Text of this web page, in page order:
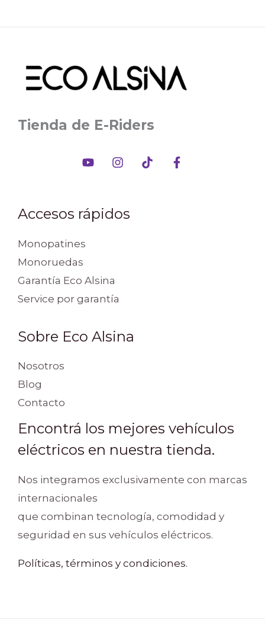
Tienda de E-Riders
Accesos rápidos
Monopatines
Monoruedas
Garantía Eco Alsina
Service por garantía
Sobre Eco Alsina
Nosotros
Blog
Contacto
Encontrá los mejores vehículos
eléctricos en nuestra tienda.
Nos integramos exclusivamente con marcas
internacionales
que combinan tecnología, comodidad y
seguridad en sus vehículos eléctricos.
Políticas, términos y condiciones.